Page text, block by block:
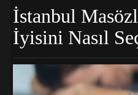
İstanbul
İyisini Nasıl